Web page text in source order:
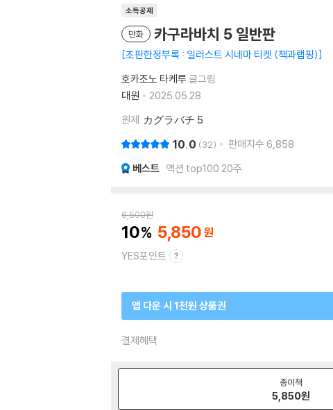
소득공제
만화 카구라바치 5 일반판
초판한정부록 : 일러스트 시네마 티켓 (책과랩핑)
호카조노 타케루 글그림
대원
2025.05.28.
원제 カグラバチ 5
10.0 32 판매지수 6,858
베스트 액션 top100 20주
6,500원
10 5,850
YES포인트
앱 다운 시 1천원 상품권
결제혜택
종이책
5,850원